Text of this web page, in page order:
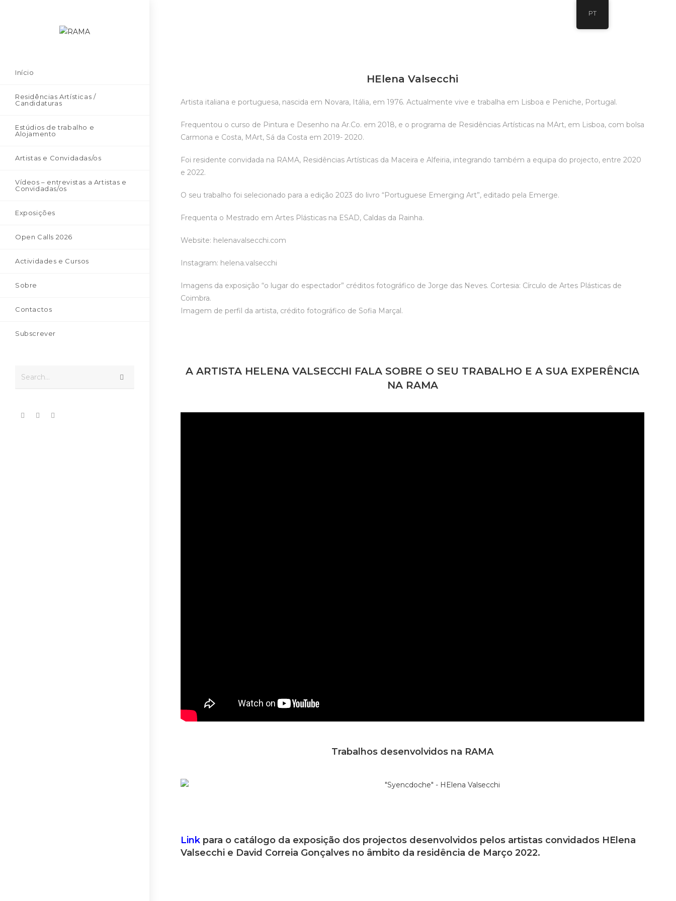
Início
Residências Artísticas /
Candidaturas
Estúdios de trabalho e
Alojamento
Artistas e Convidadas/os
Vídeos – entrevistas a Artistas e
Convidadas/os
Exposições
Open Calls 2026
Actividades e Cursos
Sobre
Contactos
Subscrever
Search...
HElena Valsecchi
Artista italiana e portuguesa, nascida em Novara, Itália, em 1976. Actualmente vive e trabalha em Lisboa e Peniche, Portugal.
Frequentou o curso de Pintura e Desenho na Ar.Co. em 2018, e o programa de Residências Artísticas na MArt, em Lisboa, com bolsa
Carmona e Costa, MArt, Sá da Costa em 2019- 2020.
Foi residente convidada na RAMA, Residências Artísticas da Maceira e Alfeiria, integrando também a equipa do projecto, entre 2020
e 2022.
O seu trabalho foi selecionado para a edição 2023 do livro “Portuguese Emerging Art”, editado pela Emerge.
Frequenta o Mestrado em Artes Plásticas na ESAD, Caldas da Rainha.
Website: helenavalsecchi.com
Instagram: helena.valsecchi
Imagens da exposição “o lugar do espectador” créditos fotográfico de Jorge das Neves. Cortesia: Círculo de Artes Plásticas de
Coimbra.
Imagem de perfil da artista, crédito fotográfico de Sofia Marçal.
A ARTISTA HELENA VALSECCHI FALA SOBRE O SEU TRABALHO E A SUA EXPERÊNCIA
NA RAMA
Trabalhos desenvolvidos na RAMA
Link para o catálogo da exposição dos projectos desenvolvidos pelos artistas convidados HElena
Valsecchi e David Correia Gonçalves no âmbito da residência de Março 2022.
PT